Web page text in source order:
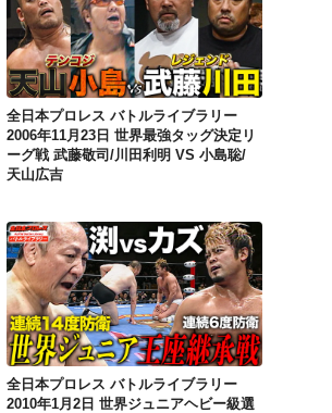
全日本プロレス バトルライブラリー 2006年11月23日 世界最強タッグ決定リーグ戦 武藤敬司/川田利明 VS 小島聡/天山広吉
全日本プロレス バトルライブラリー
2006年11月23日 世界最強タッグ決定リ
ーグ戦 武藤敬司/川田利明 VS 小島聡/
天山広吉
全日本プロレス バトルライブラリー 2010年1月2日 世界ジュニアヘビー級選手権 カズ・ハヤシ VS 渕正信
全日本プロレス バトルライブラリー
2010年1月2日 世界ジュニアヘビー級選